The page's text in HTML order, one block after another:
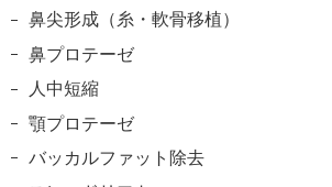
鼻尖形成（糸・軟骨移植）
鼻プロテーゼ
人中短縮
顎プロテーゼ
バッカルファット除去